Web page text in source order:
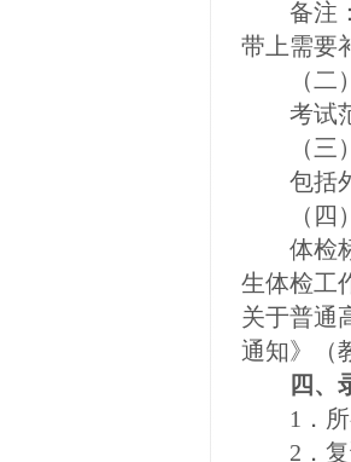
备注：
带上需要
（二）
考试范
（三）
包括外
（四）
体检标
生体检工
关于普通
通知》（
四、
1．所
2．复